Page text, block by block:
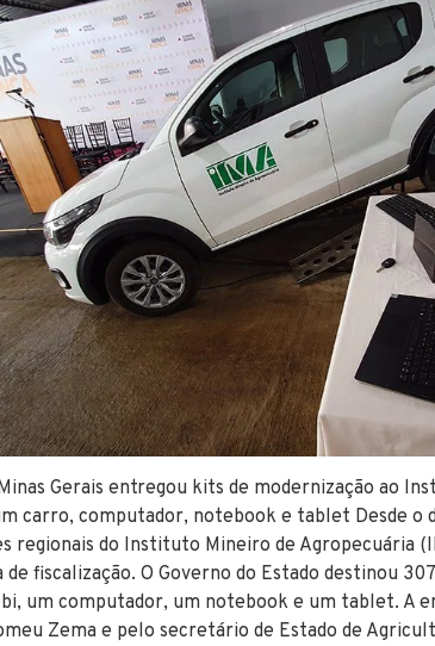
Gerais entregou kits de modernização ao
carro, computador, notebook e tablet Desde o
regionais do Instituto Mineiro de Agropecuária
de fiscalização. O Governo do Estado destinou
um computador, um notebook e um tablet. A
Zema e pelo secretário de Estado de